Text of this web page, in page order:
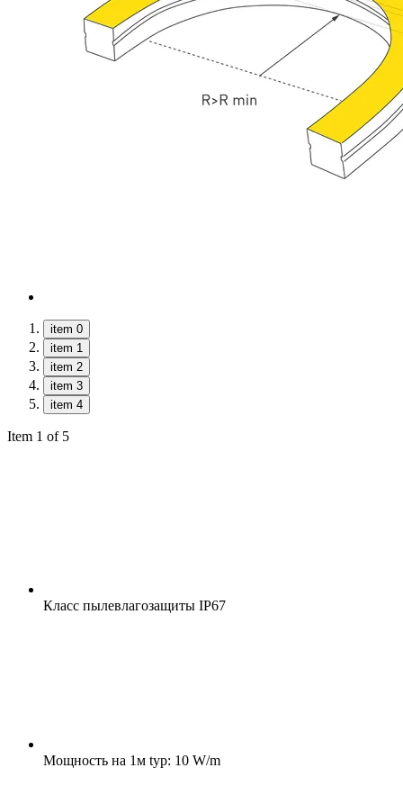
item 0
item 1
item 2
item 3
item 4
Item 1 of 5
Класс пылевлагозащиты IP67
Мощность на 1м typ: 10 W/m